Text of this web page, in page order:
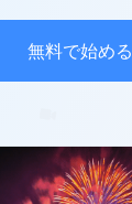
無料で始める